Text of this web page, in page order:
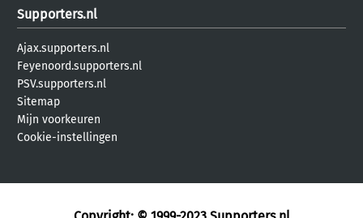
Supporters.nl
Ajax.supporters.nl
Feyenoord.supporters.nl
PSV.supporters.nl
Sitemap
Mijn voorkeuren
Cookie-instellingen